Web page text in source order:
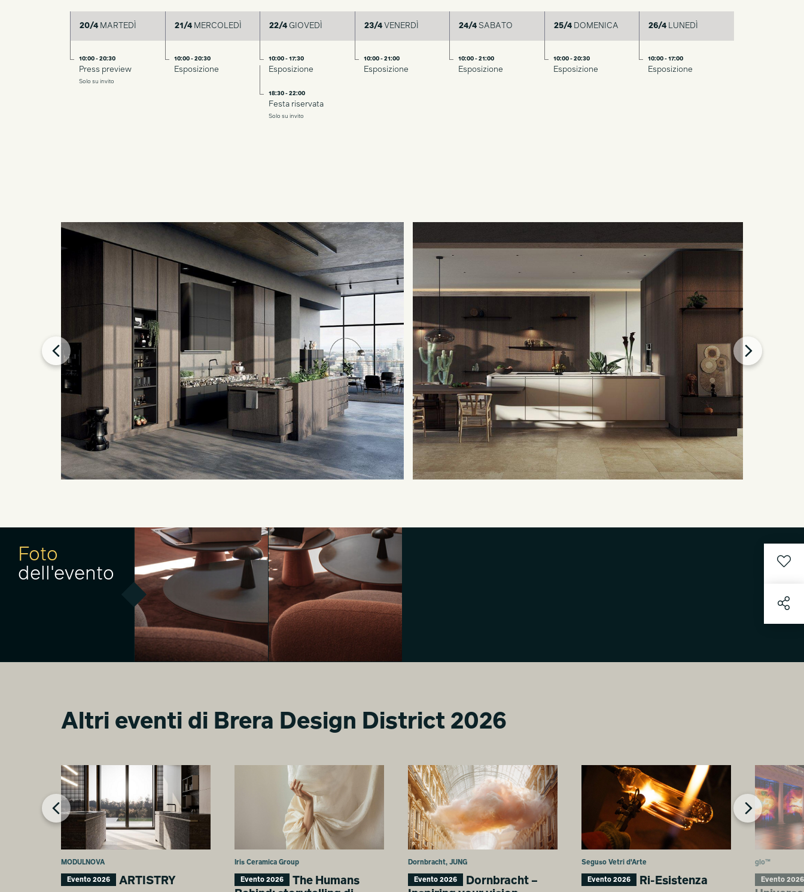
20/4 MARTEDÌ
10:00 - 20:30
Press preview
Solo su invito
21/4MERCOLEDÌ
10:00 - 20:30
Esposizione
22/4 GIOVEDÌ
10:00 - 17:30
Esposizione
18:30 - 22:00
Festa riservata
Solo su invito
23/4VENERDÌ
10:00 - 21:00
Esposizione
24/4 SABATO
10:00 - 21:00
Esposizione
25/4DOMENICA
10:00 - 20:30
Esposizione
26/4 LUNEDÌ
10:00 - 17:00
Esposizione
Foto
dell'evento
Architecture of Perception.
Mahya Jahangir Sales
Architecture of Perception.
Mahya Jahangir Sales
Altri eventi di Brera Design District 2026
MODULNOVA
Evento 2026 ARTISTRY
Iris Ceramica Group
Evento 2026
The Humans
Dornbracht, JUNG
Evento 2026
Dornbracht –
Seguso Vetri d'Arte
Evento 2026 Ri-Esistenza
glo™
Evento 2026